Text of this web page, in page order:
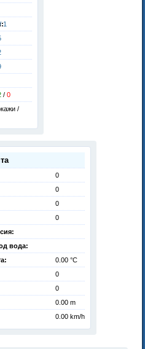
1
/ 0
/
0
0
0
0
вода:
0.00 °C
0
0
0.00 m
0.00 km/h